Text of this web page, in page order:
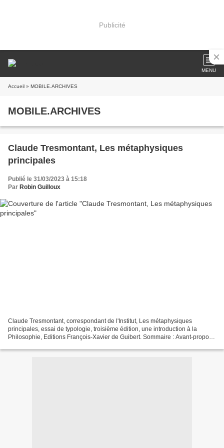
Publicité
MENU
Accueil » MOBILE.ARCHIVES
MOBILE.ARCHIVES
Claude Tresmontant, Les métaphysiques
principales
Publié le 31/03/2023 à 15:18
Par Robin Guilloux
Claude Tresmontant, correspondant de l'Institut, Les métaphysiques
principales, essai de typologie, troisième édition, une introduction à la
Philosophie, Editions François-Xavier de Guibert. Sommaire : Avant-propos -